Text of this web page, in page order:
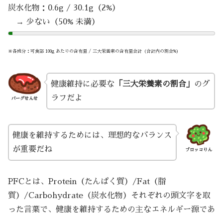
炭水化物：0.6g / 30.1g（2%）
→ 少ない（50% 未満）
※各成分：可食部 100g あたりの含有量 / 三大栄養素の含有量合計（合計内の割合%）
バーグせんせ
健康維持に必要な 「三大栄養素の割合」
のグ
ラフだよ
ブロッコりん
健康を維持するためには、理想的なバランス
が重要だね
PFCとは、Protein（たんぱく質）/Fat（脂
質）/Carbohydrate（炭水化物）それぞれの頭文字を取
った言葉で、健康を維持するための主なエネルギー源であ